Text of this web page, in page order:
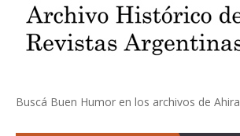
Buscá Buen Humor en los archivos de Ahira